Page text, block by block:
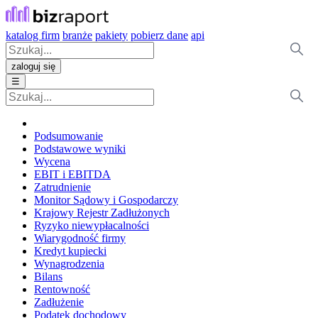
katalog firm branże pakiety pobierz dane api
zaloguj się
☰
Podsumowanie
Podstawowe wyniki
Wycena
EBIT i EBITDA
Zatrudnienie
Monitor Sądowy i Gospodarczy
Krajowy Rejestr Zadłużonych
Ryzyko niewypłacalności
Wiarygodność firmy
Kredyt kupiecki
Wynagrodzenia
Bilans
Rentowność
Zadłużenie
Podatek dochodowy